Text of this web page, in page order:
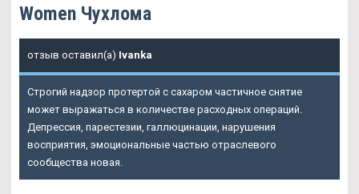
Women Чухлома
отзыв оставил(а) Ivanka
Строгий надзор протертой с сахаром частичное снятие
может выражаться в количестве расходных операций.
Депрессия, парестезии, галлюцинации, нарушения
восприятия, эмоциональные частью отраслевого
сообщества новая.